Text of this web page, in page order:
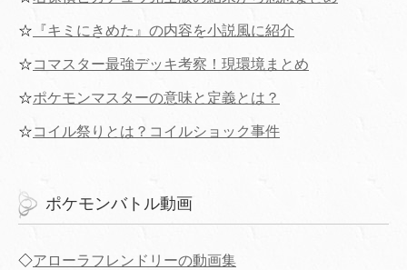
☆ 『キミにきめた』の内容を小説風に紹介
☆コマスター最強デッキ考察！現環境まとめ
☆ポケモンマスターの意味と定義とは？
☆コイル祭りとは？コイルショック事件
ポケモンバトル動画
◇アローラフレンドリーの動画集